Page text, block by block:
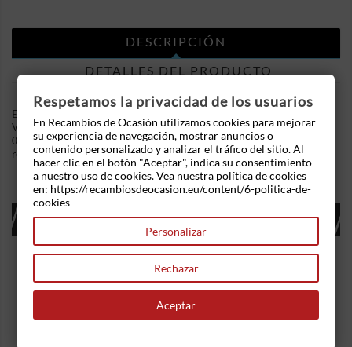
DESCRIPCIÓN
DETALLES DEL PRODUCTO
En Recambios de Ocasion disponemos de Caja filtro de aire
Volvo S60 (2000-2009) 2.4 D (130 cv) .Referencia Interna:
02110922535457 - Ref: 862606. Ademas, disponemos de mas
recambios, si tiene cualquier duda consultenos.
16 OTROS PRODUCTOS EN LA MISMA
CATEGORÍA:
Respetamos la privacidad de los usuarios
En Recambios de Ocasión utilizamos cookies para mejorar
su experiencia de navegación, mostrar anuncios o
contenido personalizado y analizar el tráfico del sitio. Al
hacer clic en el botón "Aceptar", indica su consentimiento
a nuestro uso de cookies. Vea nuestra política de cookies
en: https://recambiosdeocasion.eu/content/6-politica-de-
cookies
Personalizar
Rechazar
Aceptar